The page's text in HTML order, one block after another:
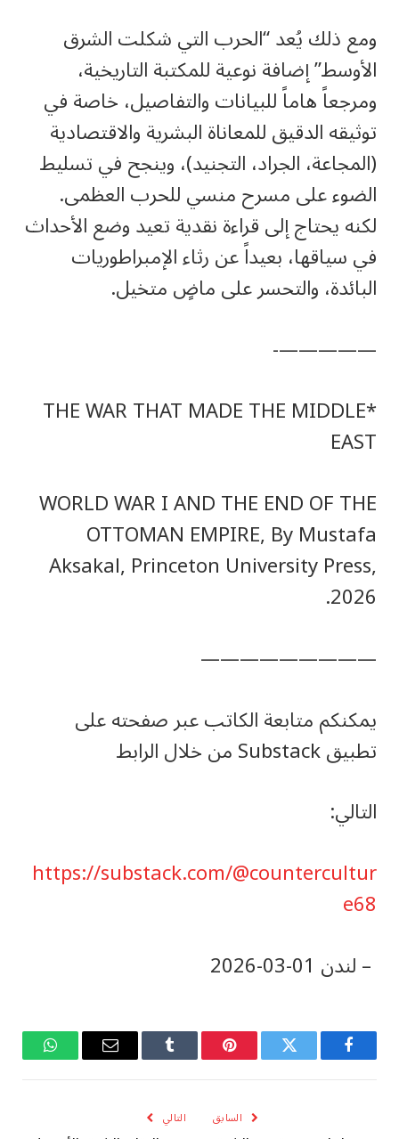
ومع ذلك يُعد “الحرب التي شكلت الشرق
الأوسط” إضافة نوعية للمكتبة التاريخية،
ومرجعاً هاماً للبيانات والتفاصيل، خاصة في
توثيقه الدقيق للمعاناة البشرية والاقتصادية
(المجاعة، الجراد، التجنيد)، وينجح في تسليط
الضوء على مسرح منسي للحرب العظمى.
لكنه يحتاج إلى قراءة نقدية تعيد وضع الأحداث
في سياقها، بعيداً عن رثاء الإمبراطوريات
البائدة، والتحسر على ماضٍ متخيل.
—————-
*THE WAR THAT MADE THE MIDDLE
EAST
WORLD WAR I AND THE END OF THE
OTTOMAN EMPIRE, By Mustafa
Aksakal, Princeton University Press,
2026.
—————————
يمكنكم متابعة الكاتب عبر صفحته على
تطبيق Substack من خلال الرابط
التالي:
https://substack.com/@countercultur
e68
– لندن ‎2026-‎03-‎01
فيسبوك تويتر بينتيريستTumblr
البريد
واتساب
السابق التالي